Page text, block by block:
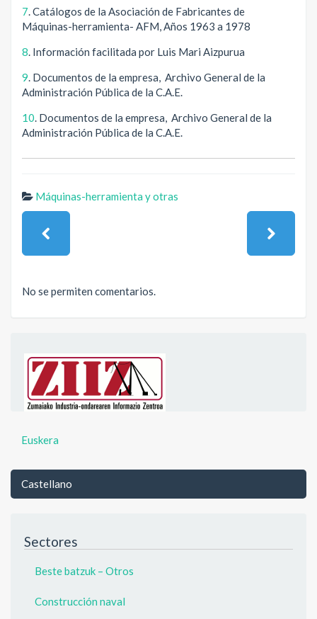
7. Catálogos de la Asociación de Fabricantes de
Máquinas-herramienta- AFM, Años 1963 a 1978
8. Información facilitada por Luis Mari Aizpurua
9. Documentos de la empresa, Archivo General de la
Administración Pública de la C.A.E.
10. Documentos de la empresa, Archivo General de la
Administración Pública de la C.A.E.
Máquinas-herramienta y otras
No se permiten comentarios.
Euskera
Castellano
Sectores
Beste batzuk – Otros
Construcción naval